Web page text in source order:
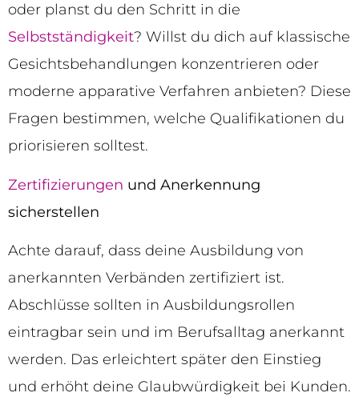
oder planst du den Schritt in die
Selbstständigkeit? Willst du dich auf klassische
Gesichtsbehandlungen konzentrieren oder
moderne apparative Verfahren anbieten? Diese
Fragen bestimmen, welche Qualifikationen du
priorisieren solltest.
Zertifizierungen und Anerkennung
sicherstellen
Achte darauf, dass deine Ausbildung von
anerkannten Verbänden zertifiziert ist.
Abschlüsse sollten in Ausbildungsrollen
eintragbar sein und im Berufsalltag anerkannt
werden. Das erleichtert später den Einstieg
und erhöht deine Glaubwürdigkeit bei Kunden.